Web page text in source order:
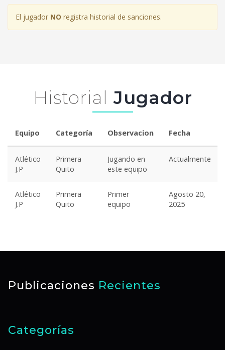
El jugador NO registra historial de sanciones.
Historial Jugador
Equipo Categoría Observacion Fecha
Atlético
J.P
Primera
Quito
Jugando en
este equipo
Actualmente
Atlético
J.P
Primera
Quito
Primer
equipo
Agosto 20,
2025
Publicaciones Recientes
Categorías